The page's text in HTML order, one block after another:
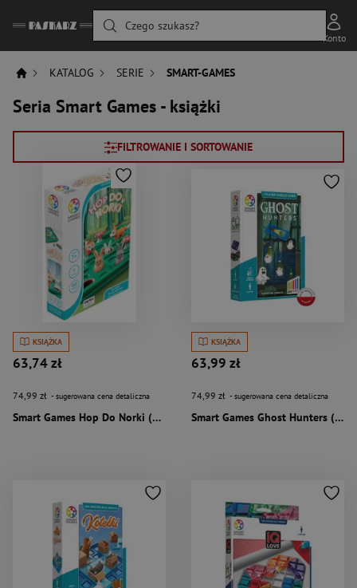
Czego szukasz?
Konto
KATALOG SERIE SMART-GAMES
Seria Smart Games - książki
FILTROWANIE I SORTOWANIE
KSIĄŻKA
63,74 zł
74,99 zł - sugerowana cena detaliczna
Smart Games Hop Do Norki (PL) IUVI Games
KSIĄŻKA
63,99 zł
74,99 zł - sugerowana cena detaliczna
Smart Games Ghost Hunters (ENG) IUVI Games